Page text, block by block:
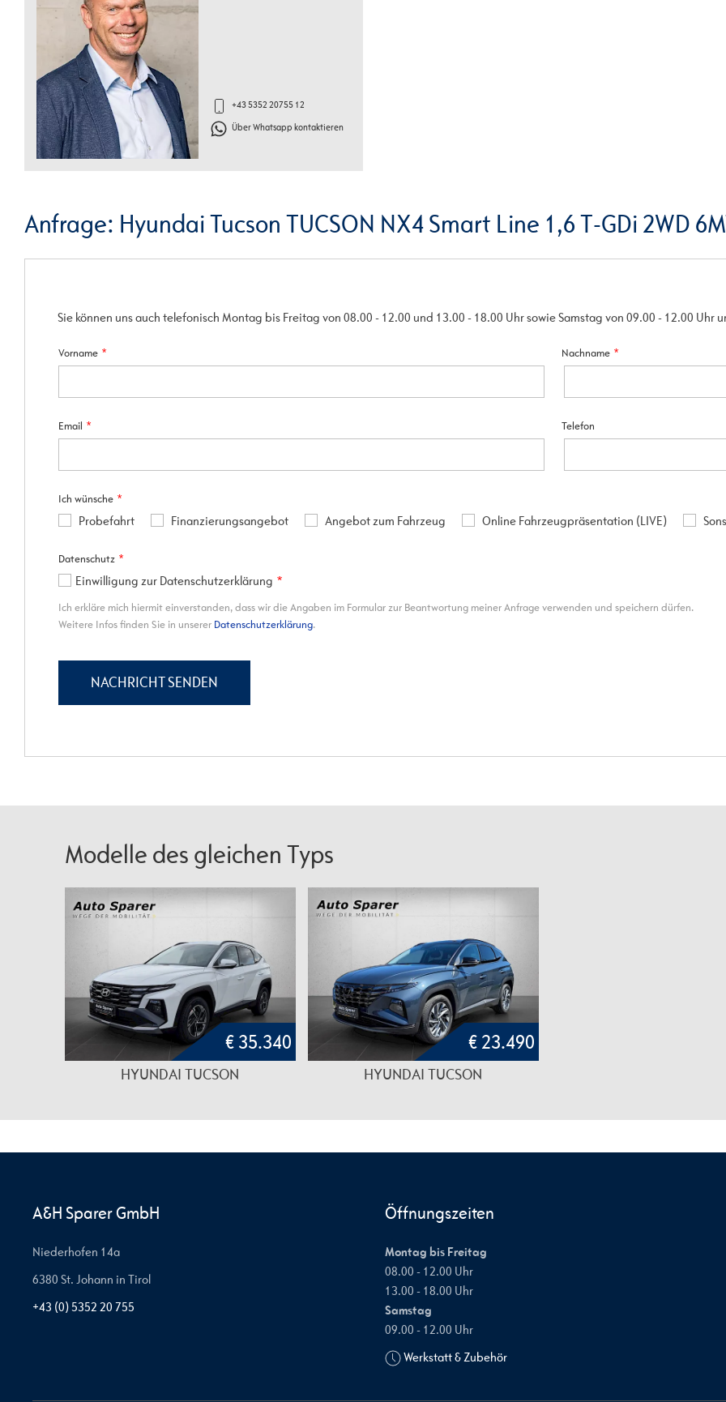
+43 5352 20755 12
Über Whatsapp kontaktieren
Anfrage: Hyundai Tucson TUCSON NX4 Smart Line 1,6 T-GDi 2WD
Sie können uns auch telefonisch Montag bis Freitag von 08.00 - 12.00 und 13.00 - 18.00 Uhr sowie Samstag von 09.00 - 12.00 Uhr
Modelle des gleichen Typs
€ 35.340
HYUNDAI TUCSON
€ 23.490
HYUNDAI TUCSON
A&H Sparer GmbH
Niederhofen 14a
6380 St. Johann in Tirol
+43 (0) 5352 20 755
Öffnungszeiten
Montag bis Freitag
08.00 - 12.00 Uhr
13.00 - 18.00 Uhr
Samstag
09.00 - 12.00 Uhr
Werkstatt & Zubehör